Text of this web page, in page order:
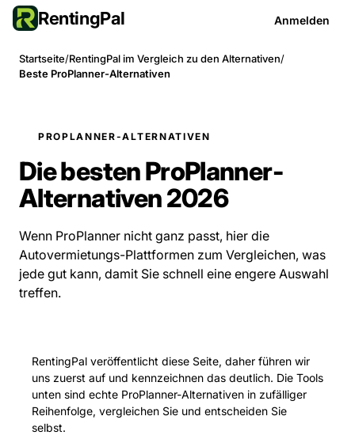
RentingPal Anmelden
Startseite/RentingPal im Vergleich zu den Alternativen/
Beste ProPlanner-Alternativen
PROPLANNER-ALTERNATIVEN
Die besten ProPlanner-
Alternativen 2026
Wenn ProPlanner nicht ganz passt, hier die
Autovermietungs-Plattformen zum Vergleichen, was
jede gut kann, damit Sie schnell eine engere Auswahl
treffen.
RentingPal veröffentlicht diese Seite, daher führen wir
uns zuerst auf und kennzeichnen das deutlich. Die Tools
unten sind echte ProPlanner-Alternativen in zufälliger
Reihenfolge, vergleichen Sie und entscheiden Sie
selbst.